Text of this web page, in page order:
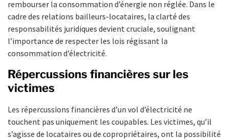
rembourser la consommation d’énergie non réglée. Dans le
cadre des relations bailleurs-locataires, la clarté des
responsabilités juridiques devient cruciale, soulignant
l’importance de respecter les lois régissant la
consommation d’électricité.
Répercussions financières sur les
victimes
Les répercussions financières d’un vol d’électricité ne
touchent pas uniquement les coupables. Les victimes, qu’il
s’agisse de locataires ou de copropriétaires, ont la possibilité